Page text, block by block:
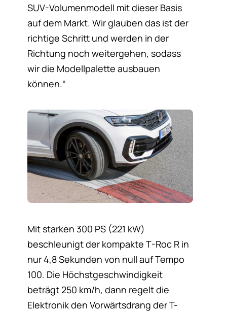
SUV-Volumenmodell mit dieser Basis
auf dem Markt. Wir glauben das ist der
richtige Schritt und werden in der
Richtung noch weitergehen, sodass
wir die Modellpalette ausbauen
können.“
Mit starken 300 PS (221 kW)
beschleunigt der kompakte T-Roc R in
nur 4,8 Sekunden von null auf Tempo
100. Die Höchstgeschwindigkeit
beträgt 250 km/h, dann regelt die
Elektronik den Vorwärtsdrang der T-